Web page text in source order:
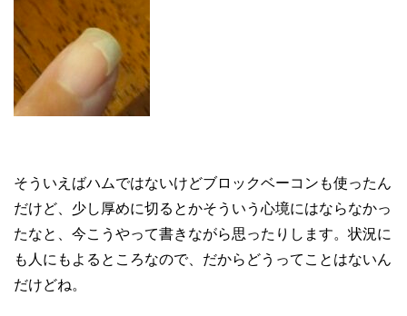
そういえばハムではないけどブロックベーコンも使ったん
だけど、少し厚めに切るとかそういう心境にはならなかっ
たなと、今こうやって書きながら思ったりします。状況に
も人にもよるところなので、だからどうってことはないん
だけどね。